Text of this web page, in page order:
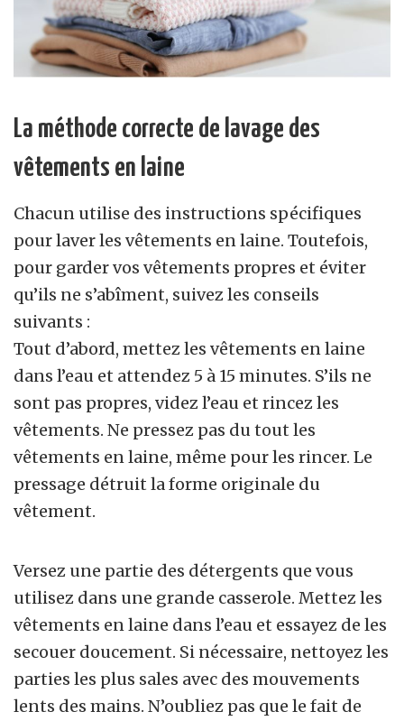
La méthode correcte de lavage des
vêtements en laine
Chacun utilise des instructions spécifiques
pour laver les vêtements en laine. Toutefois,
pour garder vos vêtements propres et éviter
qu’ils ne s’abîment, suivez les conseils
suivants :
Tout d’abord, mettez les vêtements en laine
dans l’eau et attendez 5 à 15 minutes. S’ils ne
sont pas propres, videz l’eau et rincez les
vêtements. Ne pressez pas du tout les
vêtements en laine, même pour les rincer. Le
pressage détruit la forme originale du
vêtement.
Versez une partie des détergents que vous
utilisez dans une grande casserole. Mettez les
vêtements en laine dans l’eau et essayez de les
secouer doucement. Si nécessaire, nettoyez les
parties les plus sales avec des mouvements
lents des mains. N’oubliez pas que le fait de